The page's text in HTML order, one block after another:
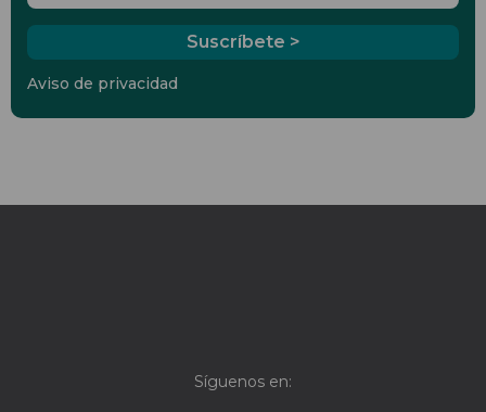
Aviso de privacidad
Síguenos en: